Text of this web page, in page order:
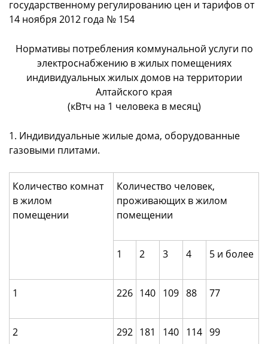
государственному регулированию цен и тарифов от
14 ноября 2012 года № 154
Нормативы потребления коммунальной услуги по
электроснабжению в жилых помещениях
индивидуальных жилых домов на территории
Алтайского края
(кВтч на 1 человека в месяц)
1. Индивидуальные жилые дома, оборудованные
газовыми плитами.
Количество комнат
в жилом
помещении
Количество человек,
проживающих в жилом
помещении
1 2 3 4 5 и более
1 226 140 109 88 77
2 292 181 140 114 99